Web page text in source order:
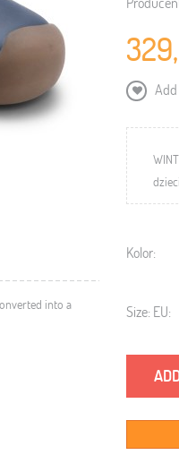
into a
Kolor:
Size: EU: